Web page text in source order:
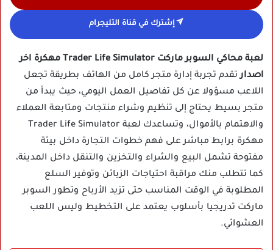
إشترك في قناة التليجرام
لعبة محاكي السوبر ماركت Trader Life Simulator مهكرة اخر
اصدارتقدم تجربة إدارة متجر كامل من الهاتف بطريقة تجعل
اللاعب مسؤولا عن كل تفاصيل العمل اليومي، حيث يبدأ من
متجر بسيط يحتاج إلى تنظيم وشراء منتجات ومتابعة العملاء
والاهتمام بالأموال، وتساعدك لعبة Trader Life Simulator
مهكرة برابط مباشر على فهم خطوات التجارة داخل بيئة
مفتوحة تشمل البيع والشراء والتخزين والتنقل داخل المدينة،
كما تتطلب منك مراقبة احتياجات الزبائن وتوفير السلع
المطلوبة في الوقت المناسب حتى تزيد الأرباح وتطور السوبر
ماركت تدريجيا بأسلوب يعتمد على التخطيط وليس اللعب
العشوائي.